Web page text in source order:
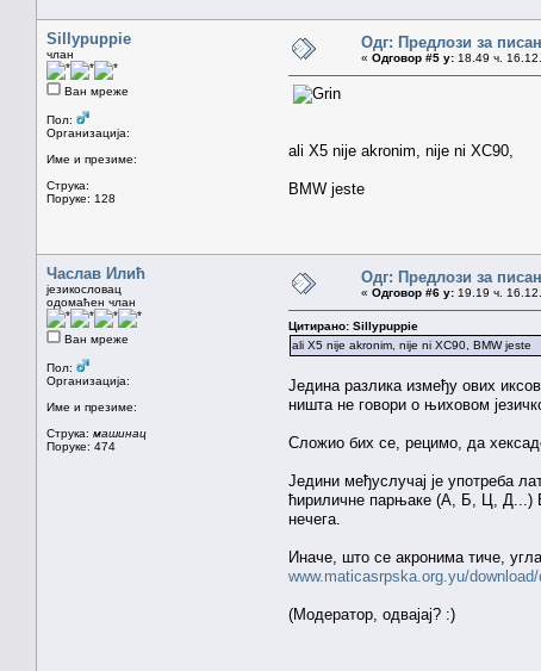
Sillypuppie
члан
Ван мреже
Пол:
Организација:
Име и презиме:
Струка:
Поруке: 128
Одг: Предлози за
« Одговор #5 у: 18.49 ч.
ali X5 nije akronim, nije ni XC90,
BMW jeste
Часлав Илић
језикословац
одомаћен члан
Ван мреже
Пол:
Организација:
Име и презиме:
Струка: машинац
Поруке: 474
Одг: Предлози за
« Одговор #6 у: 19.19 ч.
Цитирано: Sillypuppie
ali X5 nije akronim, nije ni XC90, BMW jeste
Једина разлика између ових
ништа не говори о њиховом
Сложио бих се, рецимо, да
Једини међуслучај је употреба
ћириличне парњаке (А, Б, Ц, Д...)
нечега.
Иначе, што се акронима тиче,
www.maticasrpska.org.yu/
(Модератор, одвајај? :)